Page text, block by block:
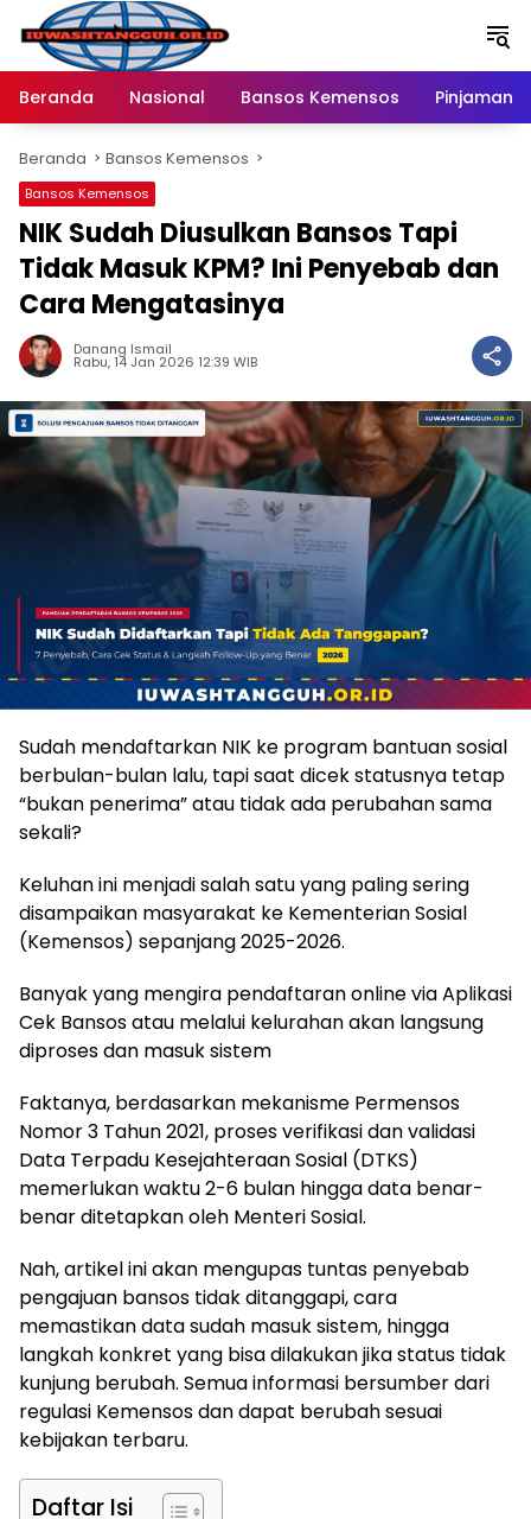
Langsung
konten
Beranda
Nasional Bansos Kemensos Pinjaman
Beranda Bansos Kemensos
Bansos Kemensos
NIK Sudah Diusulkan Bansos Tapi
Tidak Masuk KPM? Ini Penyebab dan
Cara Mengatasinya
Danang Ismail
Rabu, 14 Jan 2026 12:39 WIB
Sudah mendaftarkan NIK ke program bantuan sosial
berbulan-bulan lalu, tapi saat dicek statusnya tetap
“bukan penerima” atau tidak ada perubahan sama
sekali?
Keluhan ini menjadi salah satu yang paling sering
disampaikan masyarakat ke Kementerian Sosial
(Kemensos) sepanjang 2025-2026.
Banyak yang mengira pendaftaran online via Aplikasi
Cek Bansos atau melalui kelurahan akan langsung
diproses dan masuk sistem
Faktanya, berdasarkan mekanisme Permensos
Nomor 3 Tahun 2021, proses verifikasi dan validasi
Data Terpadu Kesejahteraan Sosial (DTKS)
memerlukan waktu 2-6 bulan hingga data benar-
benar ditetapkan oleh Menteri Sosial.
Nah, artikel ini akan mengupas tuntas penyebab
pengajuan bansos tidak ditanggapi, cara
memastikan data sudah masuk sistem, hingga
langkah konkret yang bisa dilakukan jika status tidak
kunjung berubah. Semua informasi bersumber dari
regulasi Kemensos dan dapat berubah sesuai
kebijakan terbaru.
Daftar Isi